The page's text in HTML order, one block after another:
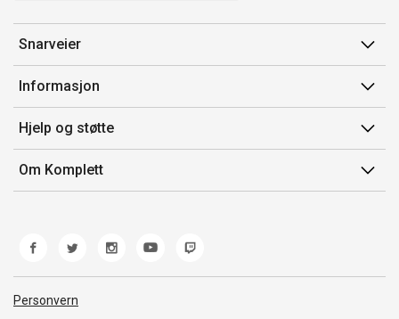
Snarveier
Min side
Ordreoversikt
Flex
Komplett Club
Informasjon
Salgsbetingelser
Medlemsvilkår for Komplett Club
Merker/produsent
Hjelp og støtte
Kontakt oss
Kundeservice
Retur
Reklamasjon og garanti
Frakt og levering
Om Komplett
Personvern